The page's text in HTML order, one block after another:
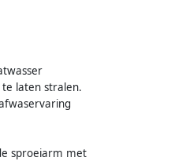
laten stralen.
sproeiarm met